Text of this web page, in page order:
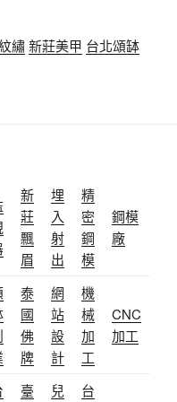
繡新莊美甲 台北頌缽
新
莊
飄
眉
埋
入
射
出
精
密
鋼
模
鋼模
廠
泰
國
佛
牌
網
站
設
計
機
械
加
工
CNC
加工
臺 兒 台